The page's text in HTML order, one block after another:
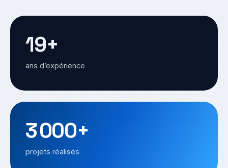
19+
ans d’expérience
3 000+
projets réalisés